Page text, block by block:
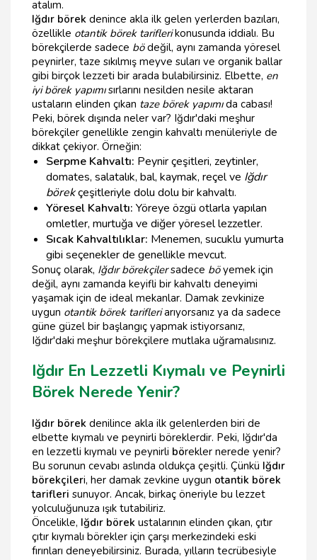
atalım.
Iğdır börek denince akla ilk gelen yerlerden bazıları,
özellikle otantik börek tariflerikonusunda iddialı. Bu
börekçilerde sadece bödeğil, aynı zamanda yöresel
peynirler, taze sıkılmış meyve suları ve organik ballar
gibi birçok lezzeti bir arada bulabilirsiniz. Elbette, en
iyi börek yapımısırlarını nesilden nesile aktaran
ustaların elinden çıkan taze börek yapımıda cabası!
Peki, börek dışında neler var? Iğdır'daki meşhur
börekçiler genellikle zengin kahvaltı menüleriyle de
dikkat çekiyor. Örneğin:
Serpme Kahvaltı: Peynir çeşitleri, zeytinler,
domates, salatalık, bal, kaymak, reçel ve Iğdır
börekçeşitleriyle dolu dolu bir kahvaltı.
Yöresel Kahvaltı: Yöreye özgü otlarla yapılan
omletler, murtuğa ve diğer yöresel lezzetler.
Sıcak Kahvaltılıklar: Menemen, sucuklu yumurta
gibi seçenekler de genellikle mevcut.
Sonuç olarak, Iğdır börekçilersadece böyemek için
değil, aynı zamanda keyifli bir kahvaltı deneyimi
yaşamak için de ideal mekanlar. Damak zevkinize
uygun otantik börek tarifleriarıyorsanız ya da sadece
güne güzel bir başlangıç yapmak istiyorsanız,
Iğdır'daki meşhur börekçilere mutlaka uğramalısınız.
Iğdır En Lezzetli Kıymalı ve Peynirli
Börek Nerede Yenir?
Iğdır börek denilince akla ilk gelenlerden biri de
elbette kıymalı ve peynirli böreklerdir. Peki, Iğdır'da
en lezzetli kıymalı ve peynirli börekler nerede yenir?
Bu sorunun cevabı aslında oldukça çeşitli. Çünkü Iğdır
börekçileri, her damak zevkine uygun otantik börek
tarifleri sunuyor. Ancak, birkaç öneriyle bu lezzet
yolculuğunuza ışık tutabiliriz.
Öncelikle, Iğdır börek ustalarının elinden çıkan, çıtır
çıtır kıymalı börekler için çarşı merkezindeki eski
fırınları deneyebilirsiniz. Burada, yılların tecrübesiyle